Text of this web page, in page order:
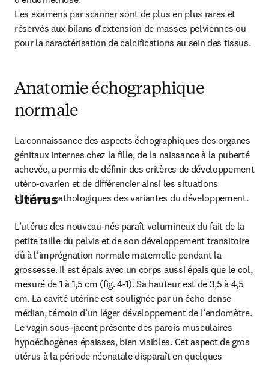
Les examens par scanner sont de plus en plus rares et
réservés aux bilans d’extension de masses pelviennes ou
pour la caractérisation de calcifications au sein des tissus.
Anatomie échographique
normale
La connaissance des aspects échographiques des organes
génitaux internes chez la fille, de la naissance à la puberté
achevée, a permis de définir des critères de développement
utéro-ovarien et de différencier ainsi les situations
cliniques pathologiques des variantes du développement.
Utérus
L’utérus des nouveau-nés paraît volumineux du fait de la
petite taille du pelvis et de son développement transitoire
dû à l’imprégnation normale maternelle pendant la
grossesse. Il est épais avec un corps aussi épais que le col,
mesuré de 1 à 1,5 cm (fig. 4-1). Sa hauteur est de 3,5 à 4,5
cm. La cavité utérine est soulignée par un écho dense
médian, témoin d’un léger développement de l’endomètre.
Le vagin sous-jacent présente des parois musculaires
hypoéchogènes épaisses, bien visibles. Cet aspect de gros
utérus à la période néonatale disparaît en quelques